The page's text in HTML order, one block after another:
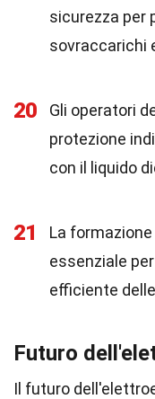
sicurezza per
sovraccarichi
20
Gli operatori
protezione
con il liquido
21
La
essenziale
efficiente
Futuro
Il futuro